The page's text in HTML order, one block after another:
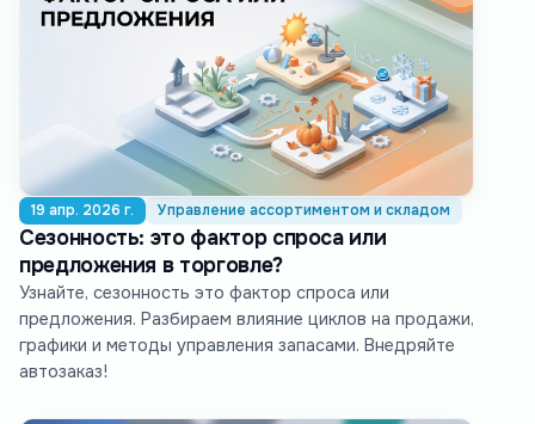
19 апр. 2026 г. Управление ассортиментом и складом
Сезонность: это фактор спроса или
предложения в торговле?
Узнайте, сезонность это фактор спроса или
предложения. Разбираем влияние циклов на продажи,
графики и методы управления запасами. Внедряйте
автозаказ!